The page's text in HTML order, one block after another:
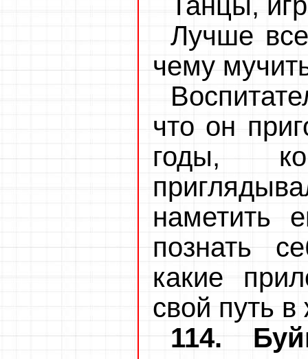
Лучше
чему
что он
годы,
наметить
познать
какие
свой путь в
114.